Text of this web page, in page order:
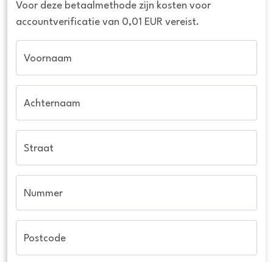
Voor deze betaalmethode zijn kosten voor
accountverificatie van 0,01 EUR vereist.
Voornaam
Achternaam
Straat
Nummer
Postcode